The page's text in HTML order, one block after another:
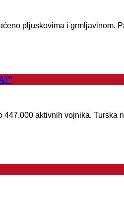
pljuskovima i grmljavinom.
aktivnih vojnika. Turska